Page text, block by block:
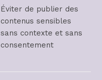
Éviter de publier des
contenus sensibles
sans contexte et sans
consentement